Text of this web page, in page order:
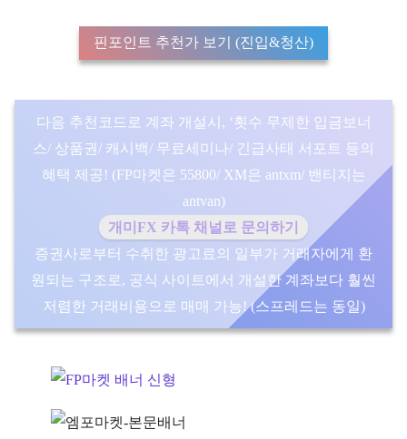
핀포인트 추천가 보기 (진입&청산)
다음 추천코드로 계좌 개설시, ‘횟수 무제한 입금보너
스/ 상품권/ 캐시백/ 무료세미나/ 긴급사태 서포트 등의
혜택 제공! (FP마켓은 55800/ XM은 antxm/ 밴티지는
antvan)
개미FX 카톡 채널로 문의하기
증권사로부터 수취한 광고료의 일부가 거래자에게 환
원되는 구조로, 공식 사이트에서 개설한 계좌보다 훨씬
저렴한 거래비용으로 매매 가능! (스프레드는 동일)